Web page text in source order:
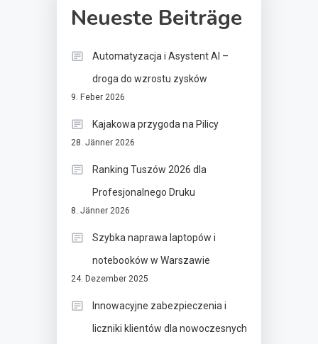
Neueste Beiträge
Automatyzacja i Asystent AI –
droga do wzrostu zysków
9. Feber 2026
Kajakowa przygoda na Pilicy
28. Jänner 2026
Ranking Tuszów 2026 dla
Profesjonalnego Druku
8. Jänner 2026
Szybka naprawa laptopów i
notebooków w Warszawie
24. Dezember 2025
Innowacyjne zabezpieczenia i
liczniki klientów dla nowoczesnych